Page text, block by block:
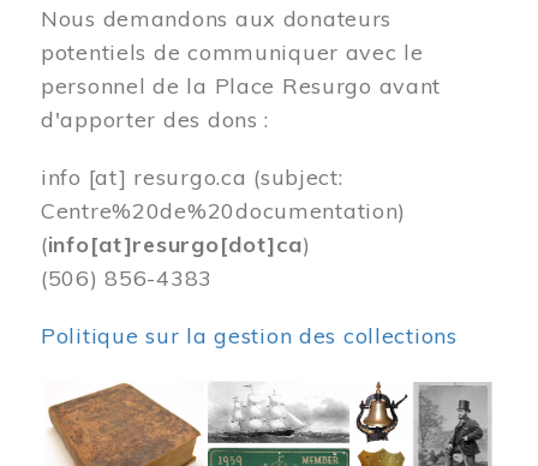
Nous demandons aux donateurs
potentiels de communiquer avec le
personnel de la Place Resurgo avant
d'apporter des dons :
info [at] resurgo.ca (subject:
Centre%20de%20documentation)
(info[at]resurgo[dot]ca)
(506) 856-4383
Politique sur la gestion des collections